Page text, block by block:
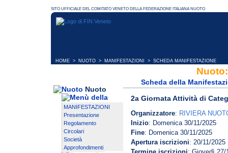
HOME > NUOTO > MANIFESTAZIONI > SCHEDA MANIFESTAZIONE
Nuoto
MANIFESTAZIONI
Presentazione
Regolamento
Circolari
Società
Approfondimenti
Scheda della
2a Giornata Attività di
Organizzatore: RIVIERA
Inizio: Domenica 30/11/2025
Fine: Domenica 30/11/2025
Apertura iscrizioni: 20/11/2025